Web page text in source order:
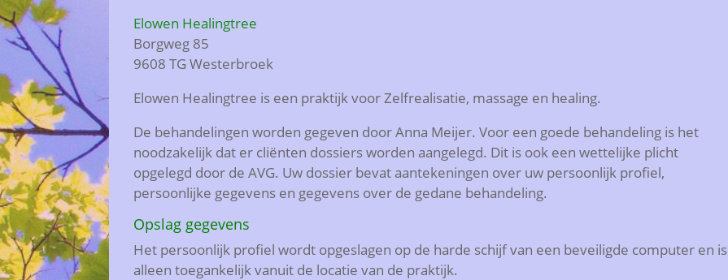
Elowen Healingtree
Borgweg 85
9608 TG Westerbroek
Elowen Healingtree is een praktijk voor Zelfrealisatie, massage en healing.
De behandelingen worden gegeven door Anna Meijer. Voor een goede behandeling is het
noodzakelijk dat er cliënten dossiers worden aangelegd. Dit is ook een wettelijke plicht
opgelegd door de AVG. Uw dossier bevat aantekeningen over uw persoonlijk profiel,
persoonlijke gegevens en gegevens over de gedane behandeling.
Opslag gegevens
Het persoonlijk profiel wordt opgeslagen op de harde schijf van een beveiligde computer en is
alleen toegankelijk vanuit de locatie van de praktijk.